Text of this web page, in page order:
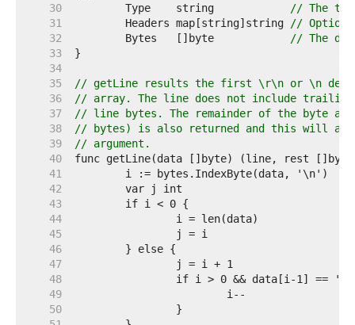
    30
	Type    string
// The
    31
	Headers map[string]string
//
    32
	Bytes   []byte
// The
    33
    34
    35
// getLine results the first \r\n or \n
    36
// array. The line does not include trailing
    37
// line bytes. The remainder of the byte
    38
// bytes) is also returned and this will
    39
// argument.
    40
    41
    42
    43
    44
    45
    46
    47
    48
    49
    50